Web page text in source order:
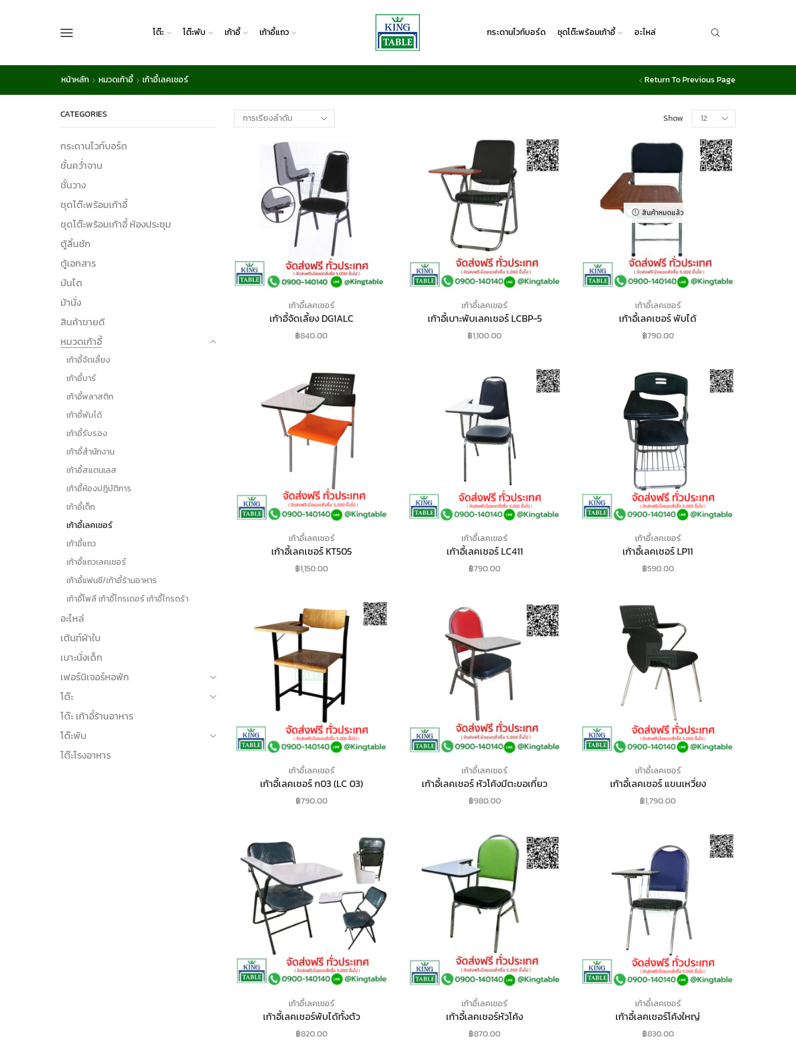
โต๊ะ โต๊ะพับ เก้าอี้ เก้าอี้แถว กระดานไวท์บอร์ด ชุดโต๊ะพร้อมเก้าอี้ อะไหล่
หน้าหลัก หมวดเก้าอี้ เก้าอี้เลคเชอร์ Return To Previous Page
Show
เก้าอี้เลคเชอร์
เก้าอี้จัดเลี้ยง DG1ALC
฿840.00
เก้าอี้เลคเชอร์
เก้าอี้เบาะพับเลคเชอร์ LCBP-5
฿1,100.00
สินค้าหมดแล้ว
เก้าอี้เลคเชอร์
เก้าอี้เลคเชอร์ พับได้
฿790.00
เก้าอี้เลคเชอร์
เก้าอี้เลคเชอร์ KT505
฿1,150.00
เก้าอี้เลคเชอร์
เก้าอี้เลคเชอร์ LC411
฿790.00
เก้าอี้เลคเชอร์
เก้าอี้เลคเชอร์ LP11
฿590.00
เก้าอี้เลคเชอร์
เก้าอี้เลคเชอร์ ก03 (LC 03)
฿790.00
เก้าอี้เลคเชอร์
เก้าอี้เลคเชอร์ หัวโค้งมีตะขอเกี่ยว
฿980.00
เก้าอี้เลคเชอร์
เก้าอี้เลคเชอร์ แขนเหวี่ยง
฿1,790.00
เก้าอี้เลคเชอร์
เก้าอี้เลคเชอร์พับไดัทั้งตัว
฿820.00
เก้าอี้เลคเชอร์
เก้าอี้เลคเชอร์หัวโค้ง
฿870.00
เก้าอี้เลคเชอร์
เก้าอี้เลคเชอร์โค้งใหญ่
฿830.00
CATEGORIES
กระดานไวท์บอร์ด
ชั้นคว่ำจาน
ชั้นวาง
ชุดโต๊ะพร้อมเก้าอี้
ชุดโต๊ะพร้อมเก้าอี้ ห้องประชุม
ตู้ลิ้นชัก
ตู้เอกสาร
บันได
ม้านั่ง
สินค้าขายดี
หมวดเก้าอี้
เก้าอี้จัดเลี้ยง
เก้าอี้บาร์
เก้าอี้พลาสติก
เก้าอี้พับได้
เก้าอี้รับรอง
เก้าอี้สำนักงาน
เก้าอี้สแตนเลส
เก้าอี้ห้องปฎิบัติการ
เก้าอี้เด็ก
เก้าอี้เลคเชอร์
เก้าอี้แถว
เก้าอี้แถวเลคเชอร์
เก้าอี้แฟนซี/เก้าอี้ร้านอาหาร
เก้าอี้โพลี เก้าอี้ไกรเดอร์ เก้าอี้ไกรดร้า
อะไหล่
เต้นท์ผ้าใบ
เบาะนั่งเด็ก
เฟอร์นิเจอร์หอพัก
โต๊ะ
โต๊ะ เก้าอี้ร้านอาหาร
โต๊ะพับ
โต๊ะโรงอาหาร